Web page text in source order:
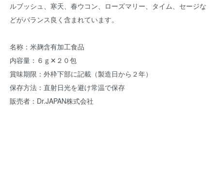
ルブッシュ、寒天、春ウコン、ローズマリー、タイム、セージな
どがバランス良く含まれています。
名称：米麹含有加工食品
内容量：６ｇ✕２０包
賞味期限：外枠下部に記載（製造日から２年）
保存方法：直射日光を避け常温で保存
販売者：Dr.JAPAN株式会社